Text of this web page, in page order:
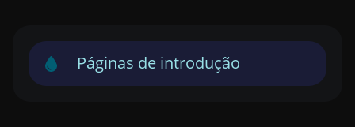
Páginas de introdução